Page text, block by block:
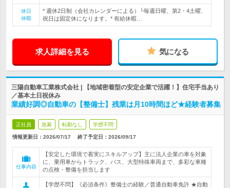
休日
休暇
* 週休2日制（会社カレンダーによる）└毎週日曜、第2・4土曜、
祝日は固定休になります。* 有給休暇…
求人詳細を見る 気になる
三陽自動車工業株式会社 | 【地域密着型の安定企業で活躍！】住宅手当あり
／基本土日祝休み
業績好調◎自動車の【整備士】残業は月10時間ほど★経験者募集
正社員 急募 転勤なし 学歴不問
情報更新日：2026/07/17 終了予定日： 2026/09/17
仕事内容
【安定した環境で着実にスキルアップ】主に法人企業の車を対象
に、乗用車からトラック、バス、大型特殊車両まで、多彩な車種
の点検・整備を担当します
【学歴不問】《必須条件》整備士の経験／普通自動車免許 ★自動